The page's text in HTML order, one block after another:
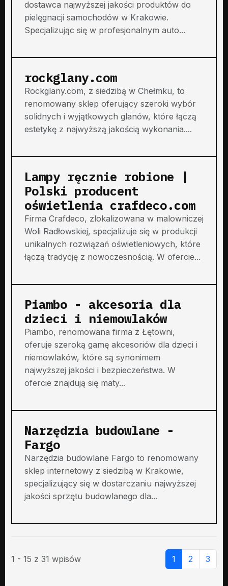
dostawca najwyższej jakości produktów do
pielęgnacji samochodów w Krakowie.
Specjalizując się w profesjonalnym auto...
rockglany.com
Rockglany.com, z siedzibą w Chełmku, to
renomowany sklep oferujący szeroki wybór
solidnych i wyjątkowych glanów, które łączą
estetykę z najwyższą jakością wykonania....
Lampy ręcznie robione |
Polski producent
oświetlenia crafdeco.com
Firma Crafdeco, zlokalizowana w malowniczej
Woli Radłowskiej, specjalizuje się w produkcji
unikalnych rozwiązań oświetleniowych, które
łączą tradycję z nowoczesnością. W ofercie...
Piambo - akcesoria dla
dzieci i niemowlaków
Piambo, renomowana firma z Łętowni,
oferuje szeroką gamę akcesoriów dla dzieci i
niemowlaków, które są synonimem
najwyższej jakości i bezpieczeństwa. W
ofercie znajdują się maty...
Narzędzia budowlane -
Fargo
Narzędzia budowlane Fargo to renomowany
sklep internetowy z siedzibą w Krakowie,
specjalizujący się w dostarczaniu najwyższej
jakości sprzętu budowlanego dla...
1 - 15 z 31 wpisów 1 2 3